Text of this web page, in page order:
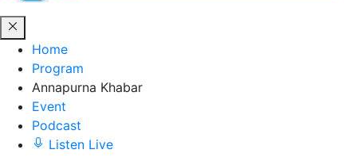
Home
Program
Annapurna Khabar
Event
Podcast
Listen Live